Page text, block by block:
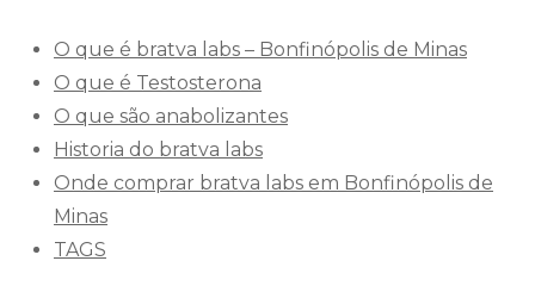
O que é bratva labs – Bonfinópolis de Minas
O que é Testosterona
O que são anabolizantes
Historia do bratva labs
Onde comprar bratva labs em Bonfinópolis de
Minas
TAGS